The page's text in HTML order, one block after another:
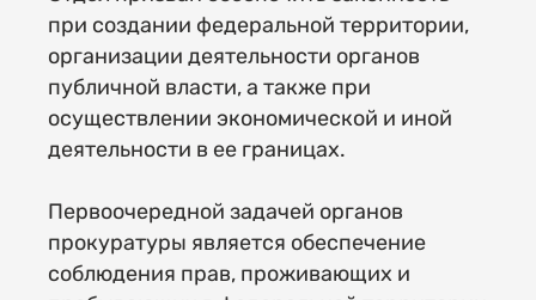
при создании федеральной территории,
организации деятельности органов
публичной власти, а также при
осуществлении экономической и иной
деятельности в ее границах.
Первоочередной задачей органов
прокуратуры является обеспечение
соблюдения прав, проживающих и